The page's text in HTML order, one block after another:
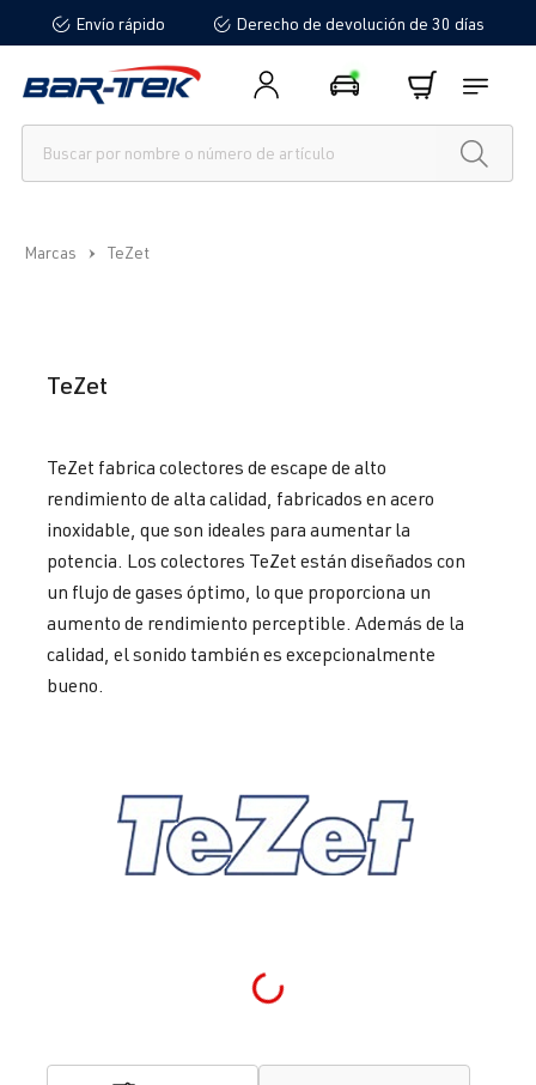
principalEnvío rápido Derecho de devolución de 30 días
Marcas TeZet
TeZet
TeZet fabrica colectores de escape de alto
rendimiento de alta calidad, fabricados en acero
inoxidable, que son ideales para aumentar la
potencia. Los colectores TeZet están diseñados con
un flujo de gases óptimo, lo que proporciona un
aumento de rendimiento perceptible. Además de la
calidad, el sonido también es excepcionalmente
bueno.
Loading...